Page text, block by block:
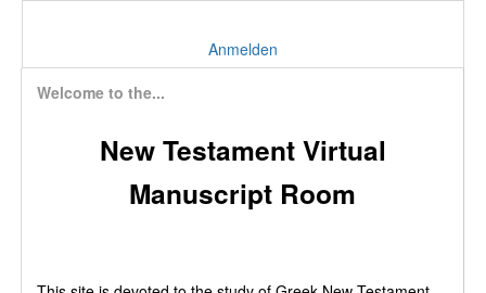
Anmelden
Welcome to the...
New Testament Virtual
Manuscript Room